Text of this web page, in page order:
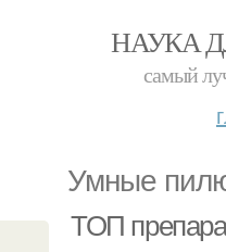
НАУКА
самый
Умные
ТОП